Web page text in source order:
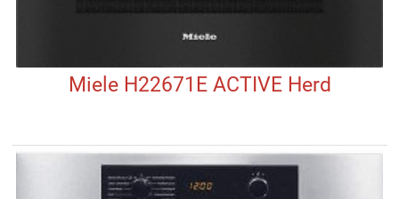
Miele H22671E ACTIVE Herd